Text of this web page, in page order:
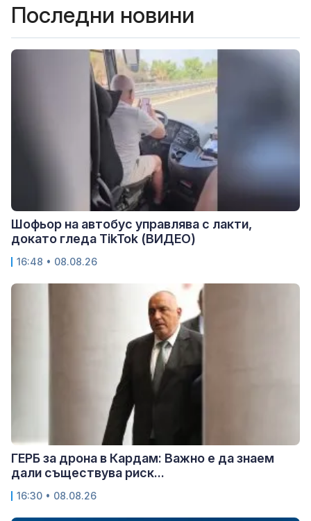
Последни новини
Шофьор на автобус управлява с лакти,
докато гледа TikTok (ВИДЕО)
16:48 • 08.08.26
ГЕРБ за дрона в Кардам: Важно е да знаем
дали съществува риск...
16:30 • 08.08.26